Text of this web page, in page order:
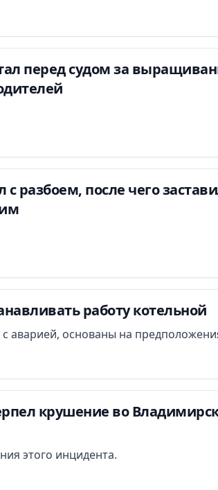
перед судом за
разбоем, после чего
работу котельной
аварией, основаны на
крушение во
этого инцидента.